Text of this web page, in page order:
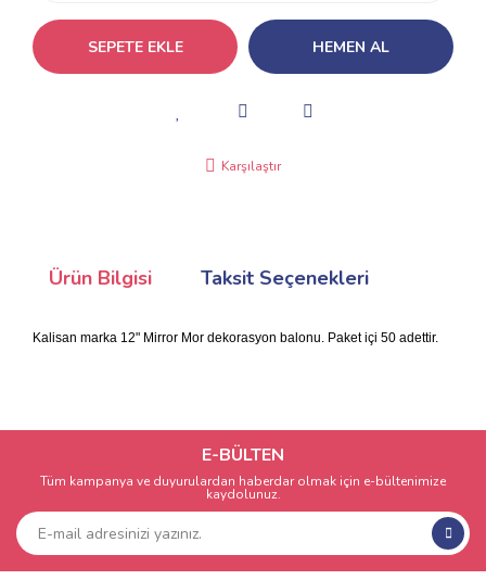
SEPETE EKLE HEMEN AL
Karşılaştır
Ürün Bilgisi Taksit Seçenekleri
Kalisan marka 12" Mirror Mor dekorasyon balonu. Paket içi 50 adettir.
E-BÜLTEN
Tüm kampanya ve duyurulardan haberdar olmak için e-bültenimize
kaydolunuz.